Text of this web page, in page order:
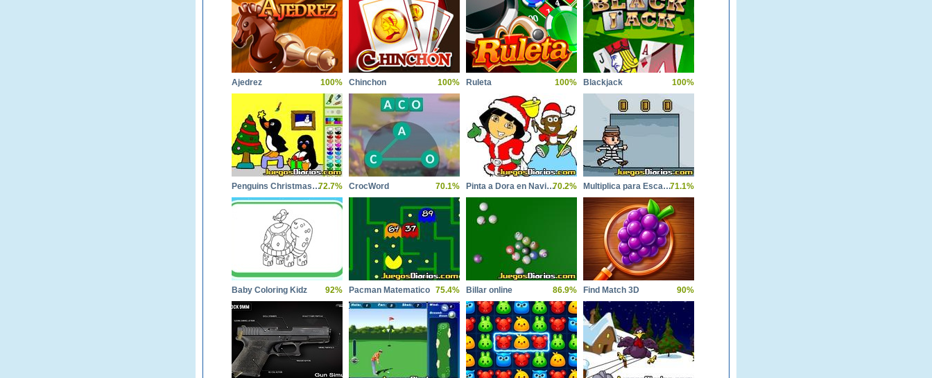
Ajedrez 100% Chinchon 100% Ruleta 100% Blackjack 100%
Penguins Christmas Eve72.7% CrocWord 70.1% Pinta a Dora en Navidad70.2% Multiplica para Escapar71.1%
Baby Coloring Kidz 92% Pacman Matematico 75.4% Billar online 86.9% Find Match 3D 90%